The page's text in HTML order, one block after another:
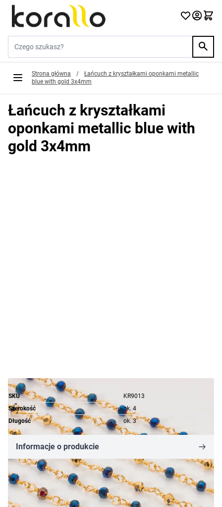
Przejdź do treści
Strona główna /
Łańcuch z kryształkami oponkami metallic
blue with gold 3x4mm
Łańcuch z kryształkami
oponkami metallic blue with
gold 3x4mm
SKU
KR9013
Szerokość
ok. 4
Długość
ok. 3
Informacje o produkcie
22,09 zł
Cena za opakowanie
Ilość w opakowaniu: 0.5 m m